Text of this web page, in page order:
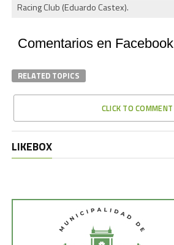
Racing Club (Eduardo Castex).
Comentarios en Facebook
RELATED TOPICS
CLICK TO COMMENT
LIKEBOX